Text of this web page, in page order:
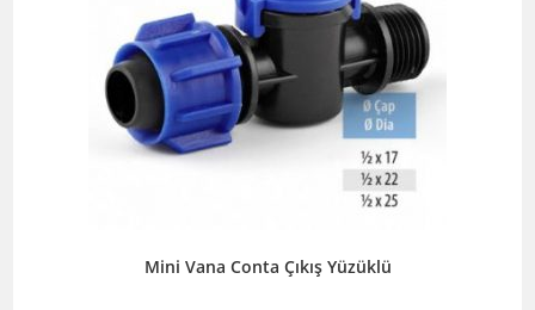
Mini Vana Conta Çıkış Yüzüklü